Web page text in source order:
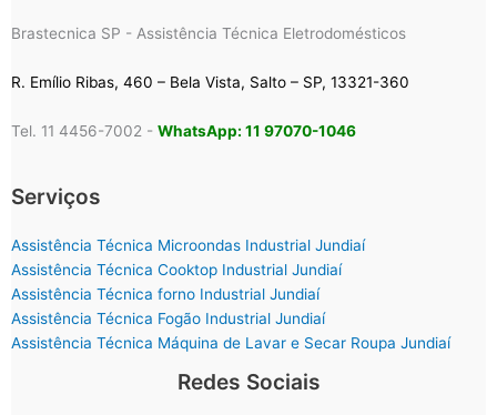
Brastecnica SP - Assistência Técnica Eletrodomésticos
R. Emílio Ribas, 460 – Bela Vista, Salto – SP, 13321-360
Tel. 11 4456-7002 - WhatsApp: 11 97070-1046
Serviços
Assistência Técnica Microondas Industrial Jundiaí
Assistência Técnica Cooktop Industrial Jundiaí
Assistência Técnica forno Industrial Jundiaí
Assistência Técnica Fogão Industrial Jundiaí
Assistência Técnica Máquina de Lavar e Secar Roupa Jundiaí
Redes Sociais